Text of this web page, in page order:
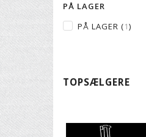
PÅ LAGER
PÅ LAGER (1)
TOPSÆLGERE